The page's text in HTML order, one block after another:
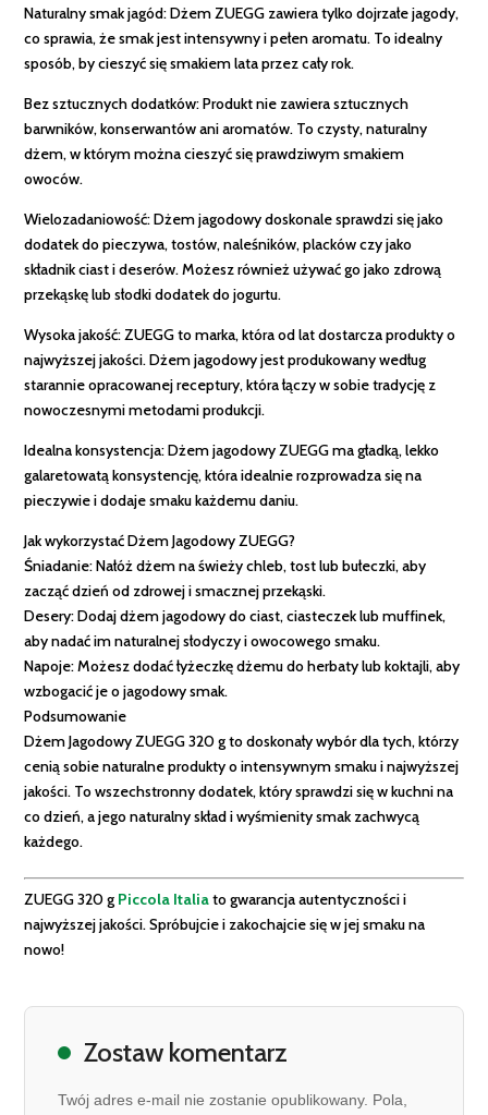
Naturalny smak jagód: Dżem ZUEGG zawiera tylko dojrzałe jagody,
co sprawia, że smak jest intensywny i pełen aromatu. To idealny
sposób, by cieszyć się smakiem lata przez cały rok.
Bez sztucznych dodatków: Produkt nie zawiera sztucznych
barwników, konserwantów ani aromatów. To czysty, naturalny
dżem, w którym można cieszyć się prawdziwym smakiem
owoców.
Wielozadaniowość: Dżem jagodowy doskonale sprawdzi się jako
dodatek do pieczywa, tostów, naleśników, placków czy jako
składnik ciast i deserów. Możesz również używać go jako zdrową
przekąskę lub słodki dodatek do jogurtu.
Wysoka jakość: ZUEGG to marka, która od lat dostarcza produkty o
najwyższej jakości. Dżem jagodowy jest produkowany według
starannie opracowanej receptury, która łączy w sobie tradycję z
nowoczesnymi metodami produkcji.
Idealna konsystencja: Dżem jagodowy ZUEGG ma gładką, lekko
galaretowatą konsystencję, która idealnie rozprowadza się na
pieczywie i dodaje smaku każdemu daniu.
Jak wykorzystać Dżem Jagodowy ZUEGG?
Śniadanie: Nałóż dżem na świeży chleb, tost lub bułeczki, aby
zacząć dzień od zdrowej i smacznej przekąski.
Desery: Dodaj dżem jagodowy do ciast, ciasteczek lub muffinek,
aby nadać im naturalnej słodyczy i owocowego smaku.
Napoje: Możesz dodać łyżeczkę dżemu do herbaty lub koktajli, aby
wzbogacić je o jagodowy smak.
Podsumowanie
Dżem Jagodowy ZUEGG 320 g to doskonały wybór dla tych, którzy
cenią sobie naturalne produkty o intensywnym smaku i najwyższej
jakości. To wszechstronny dodatek, który sprawdzi się w kuchni na
co dzień, a jego naturalny skład i wyśmienity smak zachwycą
każdego.
ZUEGG 320 g Piccola Italiato gwarancja autentyczności i
najwyższej jakości. Spróbujcie i zakochajcie się w jej smaku na
nowo!
Zostaw komentarz
Twój adres e-mail nie zostanie opublikowany. Pola,